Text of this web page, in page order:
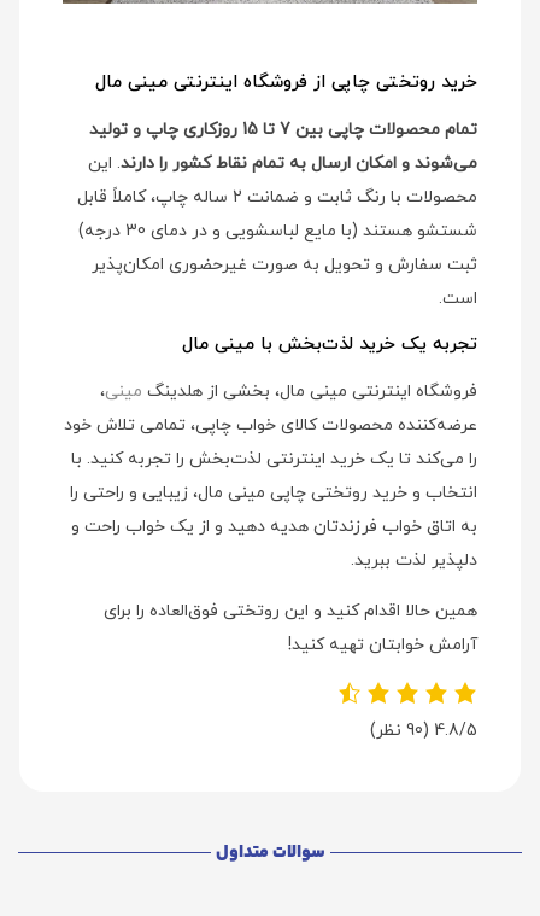
خرید روتختی چاپی از فروشگاه اینترنتی مینی مال
تمام محصولات چاپی بین 7 تا 15 روزکاری چاپ و تولید
می‌شوند و امکان ارسال به تمام نقاط کشور را دارند. این
محصولات با رنگ ثابت و ضمانت 2 ساله چاپ، کاملاً قابل
شستشو هستند (با مایع لباسشویی و در دمای 30 درجه)
ثبت سفارش و تحویل به صورت غیرحضوری امکان‌پذیر
است.
تجربه یک خرید لذت‌بخش با مینی مال
فروشگاه اینترنتی مینی مال، بخشی از هلدینگ مینی،
عرضه‌کننده محصولات کالای خواب چاپی، تمامی تلاش خود
را می‌کند تا یک خرید اینترنتی لذت‌بخش را تجربه کنید. با
انتخاب و خرید روتختی چاپی مینی مال، زیبایی و راحتی را
به اتاق خواب فرزندتان هدیه دهید و از یک خواب راحت و
دلپذیر لذت ببرید.
همین حالا اقدام کنید و این روتختی فوق‌العاده را برای
آرامش خوابتان تهیه کنید!
4.8/5 (90 نظر)
سوالات متداول